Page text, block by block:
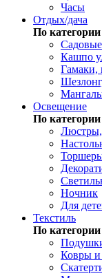
Часы
Отдых/дача
По категории
Кашпо
Гамаки,
Освещение
По категории
Люстры,
Ночник
Для
Текстиль
По категории
Ковры и